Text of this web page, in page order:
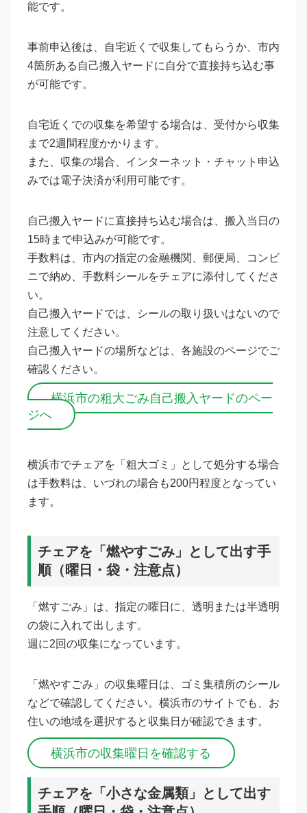
能です。
事前申込後は、自宅近くで収集してもらうか、市内
4箇所ある自己搬入ヤードに自分で直接持ち込む事
が可能です。
自宅近くでの収集を希望する場合は、受付から収集
まで2週間程度かかります。
また、収集の場合、インターネット・チャット申込
みでは電子決済が利用可能です。
自己搬入ヤードに直接持ち込む場合は、搬入当日の
15時まで申込みが可能です。
手数料は、市内の指定の金融機関、郵便局、コンビ
ニで納め、手数料シールをチェアに添付してくださ
い。
自己搬入ヤードでは、シールの取り扱いはないので
注意してください。
自己搬入ヤードの場所などは、各施設のページでご
確認ください。
横浜市の粗大ごみ自己搬入ヤードのペー
ジへ
横浜市でチェアを「粗大ゴミ」として処分する場合
は手数料は、いづれの場合も200円程度となってい
ます。
チェアを「燃やすごみ」として出す手
順（曜日・袋・注意点）
「燃すごみ」は、指定の曜日に、透明または半透明
の袋に入れて出します。
週に2回の収集になっています。
「燃やすごみ」の収集曜日は、ゴミ集積所のシール
などで確認してください。横浜市のサイトでも、お
住いの地域を選択すると収集日が確認できます。
横浜市の収集曜日を確認する
チェアを「小さな金属類」として出す